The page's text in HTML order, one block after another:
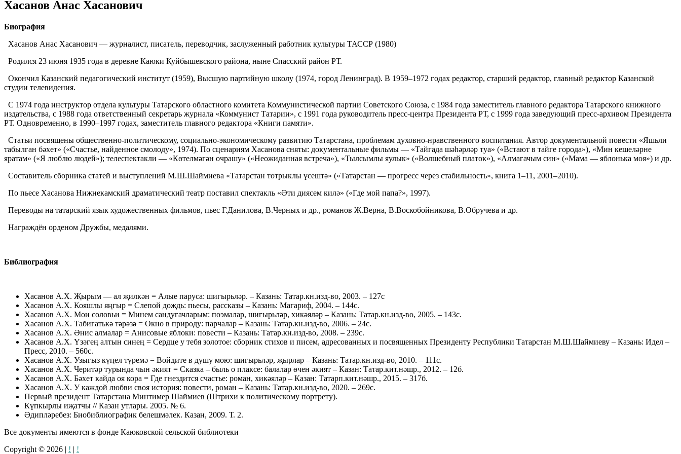
Хасанов Анас Хасанович
Биография
Хасанов Анас Хасанович — журналист, писатель, переводчик, заслуженный работник культуры ТАССР (1980)
Родился 23 июня 1935 года в деревне Каюки Куйбышевского района, ныне Спасский район РТ.
Окончил Казанский педагогический институт (1959), Высшую партийную школу (1974, город Ленинград). В 1959–1972 годах редактор, старший редактор, главный редактор Казанской
студии телевидения.
С 1974 года инструктор отдела культуры Татарского областного комитета Коммунистической партии Советского Союза, с 1984 года заместитель главного редактора Татарского книжного
издательства, с 1988 года ответственный секретарь журнала «Коммунист Татарии», с 1991 года руководитель пресс-центра Президента РТ, с 1999 года заведующий пресс-архивом Президента
РТ. Одновременно, в 1990–1997 годах, заместитель главного редактора «Книги памяти».
Статьи посвящены общественно-политическому, социально-экономическому развитию Татарстана, проблемам духовно-нравственного воспитания. Автор документальной повести «Яшьли
табылган бәхет» («Счастье, найденное смолоду», 1974). По сценариям Хасанова сняты: документальные фильмы — «Тайгада шәһәрләр туа» («Встают в тайге города»), «Мин кешеләрне
яратам» («Я люблю людей»); телеспектакли — «Көтелмәгән очрашу» («Неожиданная встреча»), «Тылсымлы яулык» («Волшебный платок»), «Алмагачым син» («Мама — яблонька моя») и др.
Составитель сборника статей и выступлений М.Ш.Шаймиева «Татарстан тотрыклы үсештә» («Татарстан — прогресс через стабильность», книга 1–11, 2001–2010).
По пьесе Хасанова Нижнекамский драматический театр поставил спектакль «Әти диясем килә» («Где мой папа?», 1997).
Переводы на татарский язык художественных фильмов, пьес Г.Данилова, В.Черных и др., романов Ж.Верна, В.Воскобойникова, В.Обручева и др.
Награждён орденом Дружбы, медалями.
Библиография
Хасанов А.Х. Җырым — ал җилкән = Алые паруса: шигырьләр. – Казань: Татар.кн.изд-во, 2003. – 127с
Хасанов А.Х. Кояшлы яңгыр = Слепой дождь: пьесы, рассказы – Казань: Магариф, 2004. – 144с.
Хасанов А.Х. Мои соловьи = Минем сандугачларым: поэмалар, шигырьләр, хикәяләр – Казань: Татар.кн.изд-во, 2005. – 143с.
Хасанов А.Х. Табигатькә тәрәзә = Окно в природу: парчалар – Казань: Татар.кн.изд-во, 2006. – 24с.
Хасанов А.Х. Әнис алмалар = Анисовые яблоки: повести – Казань: Татар.кн.изд-во, 2008. – 239с.
Хасанов А.Х. Үзәгең алтын синең = Сердце у тебя золотое: сборник стихов и писем, адресованных и посвященных Президенту Республики Татарстан М.Ш.Шаймиеву – Казань: Идел –
Пресс, 2010. – 560с.
Хасанов А.Х. Узыгыз күңел түремә = Войдите в душу мою: шигырьләр, җырлар – Казань: Татар.кн.изд-во, 2010. – 111с.
Хасанов А.Х. Черитәр турында чын әкият = Сказка – быль о плаксе: балалар өчен әкият – Казан: Татар.кит.нәшр., 2012. – 12б.
Хасанов А.Х. Бәхет кайда оя кора = Где гнездится счастье: роман, хикәяләр – Казан: Татарп.кит.нәшр., 2015. – 317б.
Хасанов А.Х. У каждой любви своя история: повести, роман – Казань: Татар.кн.изд-во, 2020. – 269с.
Первый президент Татарстана Минтимер Шаймиев (Штрихи к политическому портрету).
Күпкырлы иҗатчы // Казан утлары. 2005. № 6.
Әдипләребез: Биобиблиографик белешмәлек. Казан, 2009. Т. 2.
Все документы имеются в фонде Каюковской сельской библиотеки
Copyright © 2026 | ! | !